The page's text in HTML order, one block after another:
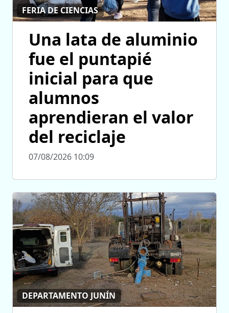
FERIA DE CIENCIAS
Una lata de aluminio
fue el puntapié
inicial para que
alumnos
aprendieran el valor
del reciclaje
07/08/2026 10:09
DEPARTAMENTO JUNÍN